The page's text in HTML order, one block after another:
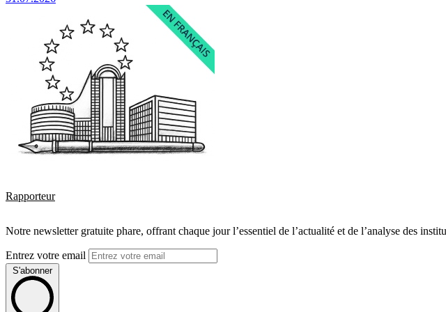
Rapporteur
Notre newsletter gratuite phare, offrant chaque jour l’essentiel de l’actualité et de l’analyse des
Entrez votre email
S'abonner